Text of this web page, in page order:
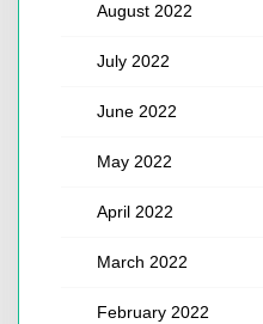
August 2022
July 2022
June 2022
May 2022
April 2022
March 2022
February 2022